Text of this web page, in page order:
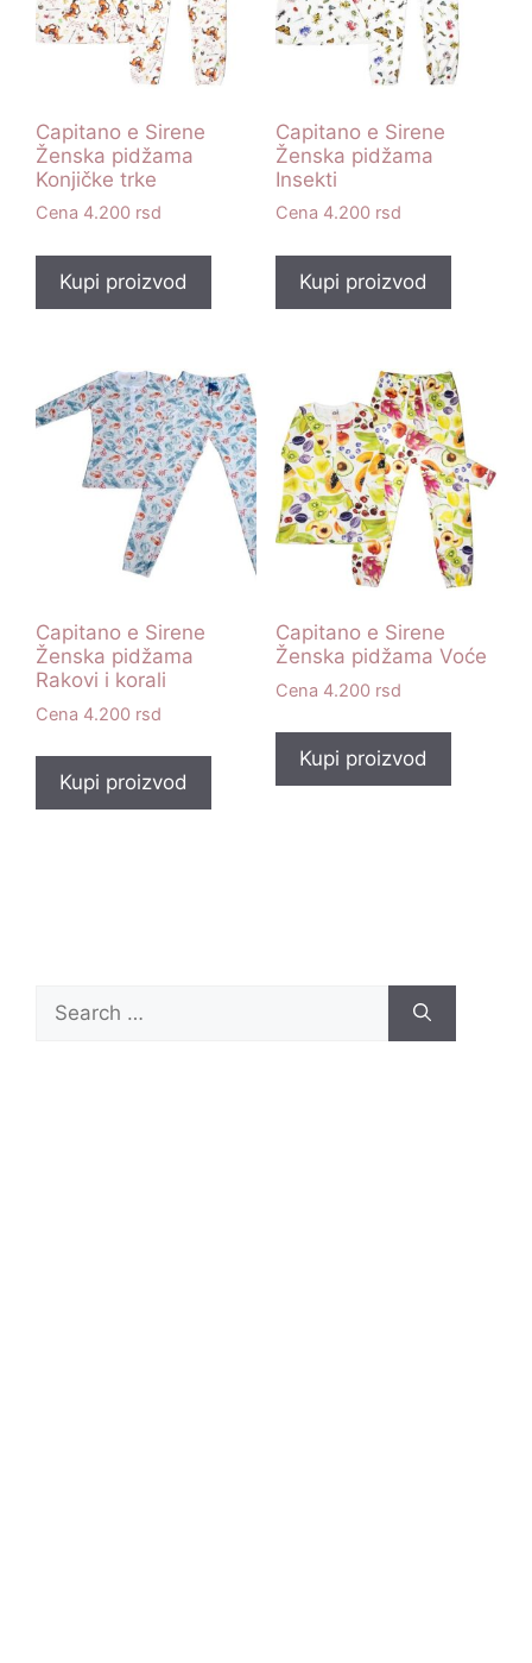
Capitano e Sirene
Ženska pidžama
Konjičke trke
4.200 rsd
Kupi proizvod
Capitano e Sirene
Ženska pidžama
Insekti
4.200 rsd
Kupi proizvod
Capitano e Sirene
Ženska pidžama
Rakovi i korali
4.200 rsd
Kupi proizvod
Capitano e Sirene
Ženska pidžama Voće
4.200 rsd
Kupi proizvod